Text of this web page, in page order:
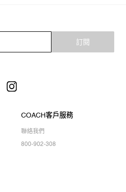
訂閱
COACH客戶服務
聯絡我們
800-902-308